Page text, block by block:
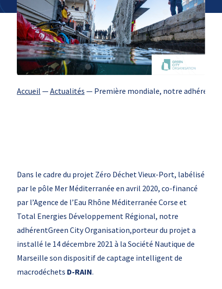
Accueil —Actualités — Première mondiale, notre adhérent
Dans le cadre du projet Zéro Déchet Vieux-Port, labélisé
par le pôle Mer Méditerranée en avril 2020, co-financé
par l’Agence de l’Eau Rhône Méditerranée Corse et
Total Energies Développement Régional, notre
adhérentGreen City Organisation,porteur du projet a
installé le 14 décembre 2021 à la Société Nautique de
Marseille son dispositif de captage intelligent de
macrodéchets D-RAIN.